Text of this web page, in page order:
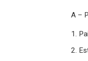
A –
1.
2.